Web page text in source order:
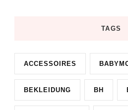
TAGS
ACCESSOIRES
BEKLEIDUNG BH